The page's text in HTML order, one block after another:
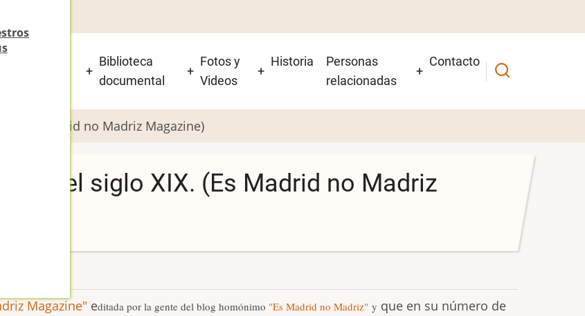
Biblioteca
documental
Fotos y
Videos
Historia
Personas
relacionadas
Contacto
(Es Madrid no Madriz Magazine)
del siglo XIX. (Es Madrid no Madriz
Magazine" editada por la gente del blog homónimo "Es Madrid no Madriz" y que en su número de